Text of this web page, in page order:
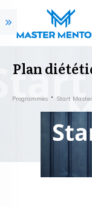
Plan
Programmes Start